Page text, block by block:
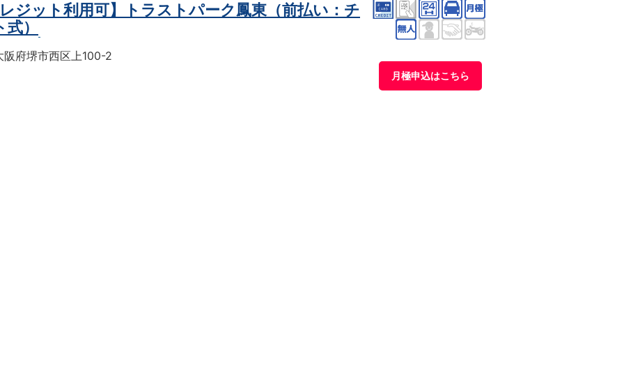
レジット利用可】トラストパーク鳳東（前払い：チ
）
阪府堺市西区上100-2
月極申込はこちら